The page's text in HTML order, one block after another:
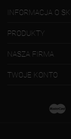
INFORMACJA O
PRODUKTY
NASZA FIRMA
TWOJE KONTO